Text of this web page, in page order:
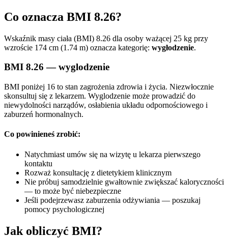
Co oznacza BMI 8.26?
Wskaźnik masy ciała (BMI) 8.26 dla osoby ważącej 25 kg przy
wzroście 174 cm (1.74 m) oznacza kategorię: wygłodzenie.
BMI 8.26 — wyglodzenie
BMI poniżej 16 to stan zagrożenia zdrowia i życia. Niezwłocznie
skonsultuj się z lekarzem. Wyglodzenie może prowadzić do
niewydolności narządów, osłabienia układu odpornościowego i
zaburzeń hormonalnych.
Co powinieneś zrobić:
Natychmiast umów się na wizytę u lekarza pierwszego
kontaktu
Rozważ konsultację z dietetykiem klinicznym
Nie próbuj samodzielnie gwałtownie zwiększać kaloryczności
— to może być niebezpieczne
Jeśli podejrzewasz zaburzenia odżywiania — poszukaj
pomocy psychologicznej
Jak obliczyć BMI?